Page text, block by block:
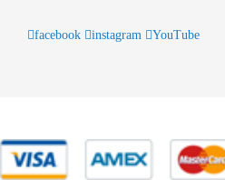
facebook instagram YouTube